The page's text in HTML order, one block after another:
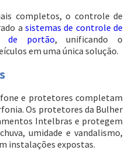
completos, o controle de
a sistemas de controle de
de portão, unificando o
em uma única solução.
e protetores completam
Os protetores da Bulher
Intelbras e protegem
umidade e vandalismo,
instalações expostas.